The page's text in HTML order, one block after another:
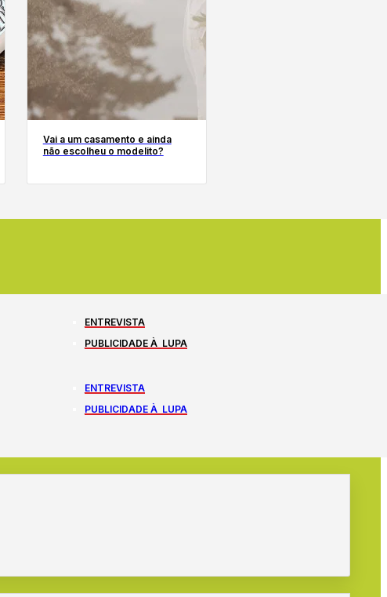
Vai a um casamento e ainda
não escolheu o modelito?
ENTREVISTA
PUBLICIDADE À LUPA
ENTREVISTA
PUBLICIDADE À LUPA